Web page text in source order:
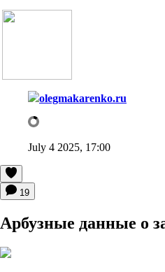
olegmakarenko.ru
July 4 2025, 17:00
19
Арбузные данные о